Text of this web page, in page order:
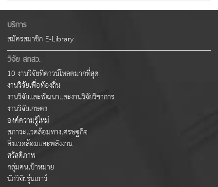
บริการ
สมัครสมาชิก E-Library
วิจัย สกสว.
10 งานวิจัยที่ดาวน์โหลดมากที่สุด
งานวิจัยเพื่อท้องถิ่น
งานวิจัยและพัฒนาและงานวิจัยวิชาการ
งานวิจัยเกษตร
องค์ความรู้ใหม่
สภาวะแวดล้อมทางเศรษฐกิจ
สิ่งแวดล้อมและพลังงาน
สวัสดิภาพ
กลุ่มคนเป้าหมาย
นักวิจัยรุ่นเยาว์